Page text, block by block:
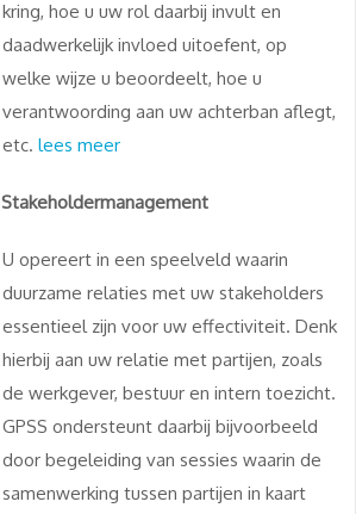
kring, hoe u uw rol daarbij invult en
daadwerkelijk invloed uitoefent, op
welke wijze u beoordeelt, hoe u
verantwoording aan uw achterban aflegt,
etc. lees meer
Stakeholdermanagement
U opereert in een speelveld waarin
duurzame relaties met uw stakeholders
essentieel zijn voor uw effectiviteit. Denk
hierbij aan uw relatie met partijen, zoals
de werkgever, bestuur en intern toezicht.
GPSS ondersteunt daarbij bijvoorbeeld
door begeleiding van sessies waarin de
samenwerking tussen partijen in kaart